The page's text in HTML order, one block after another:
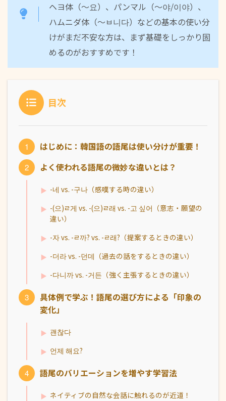
ヘヨ体（〜요）、パンマル（〜야/이야）、
ハムニダ体（〜ㅂ니다）などの基本の使い分
けがまだ不安な方は、まず基礎をしっかり固
めるのがおすすめです！
目次
はじめに：韓国語の語尾は使い分けが重要！
よく使われる語尾の微妙な違いとは？
-네 vs. -구나（感嘆する時の違い）
-(으)ㄹ게 vs. -(으)ㄹ래 vs. -고 싶어（意志・願望の
違い）
-자 vs. -ㄹ까? vs. -ㄹ래?（提案するときの違い）
-더라 vs. -던데（過去の話をするときの違い）
-다니까 vs. -거든（強く主張するときの違い）
具体例で学ぶ！語尾の選び方による「印象の
変化」
괜찮다
언제 해요?
語尾のバリエーションを増やす学習法
ネイティブの自然な会話に触れるのが近道！